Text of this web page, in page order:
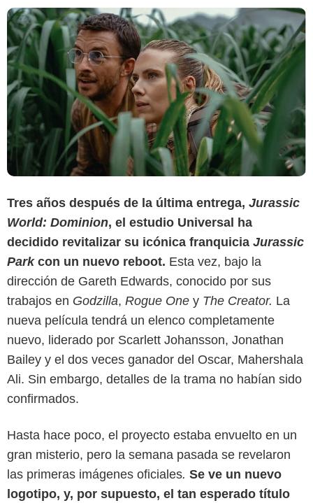
Tres años después de la última entrega, Jurassic
World: Dominion, el estudio Universal ha
decidido revitalizar su icónica franquicia Jurassic
Park con un nuevo reboot. Esta vez, bajo la
dirección de Gareth Edwards, conocido por sus
trabajos en Godzilla, Rogue One y The Creator. La
nueva película tendrá un elenco completamente
nuevo, liderado por Scarlett Johansson, Jonathan
Bailey y el dos veces ganador del Oscar, Mahershala
Ali. Sin embargo, detalles de la trama no habían sido
confirmados.
Hasta hace poco, el proyecto estaba envuelto en un
gran misterio, pero la semana pasada se revelaron
las primeras imágenes oficiales. Se ve un nuevo
logotipo, y, por supuesto, el tan esperado título